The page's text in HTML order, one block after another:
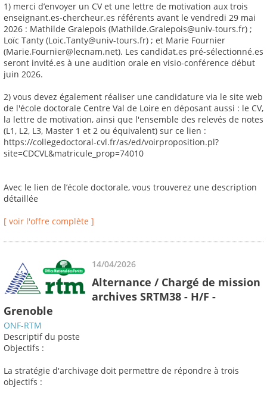
1) merci d’envoyer un CV et une lettre de motivation aux trois
enseignant.es-chercheur.es référents avant le vendredi 29 mai
2026 : Mathilde Gralepois (Mathilde.Gralepois@univ-tours.fr) ;
Loïc Tanty (Loic.Tanty@univ-tours.fr) ; et Marie Fournier
(Marie.Fournier@lecnam.net). Les candidat.es pré-sélectionné.es
seront invité.es à une audition orale en visio-conférence début
juin 2026.
2) vous devez également réaliser une candidature via le site web
de l'école doctorale Centre Val de Loire en déposant aussi : le CV,
la lettre de motivation, ainsi que l'ensemble des relevés de notes
(L1, L2, L3, Master 1 et 2 ou équivalent) sur ce lien :
https://collegedoctoral-cvl.fr/as/ed/voirproposition.pl?
site=CDCVL&matricule_prop=74010
Avec le lien de l’école doctorale, vous trouverez une description
détaillée
[ voir l'offre complète ]
14/04/2026
Alternance / Chargé de mission
archives SRTM38 - H/F -
Grenoble
ONF-RTM
Descriptif du poste
Objectifs :
La stratégie d'archivage doit permettre de répondre à trois
objectifs :